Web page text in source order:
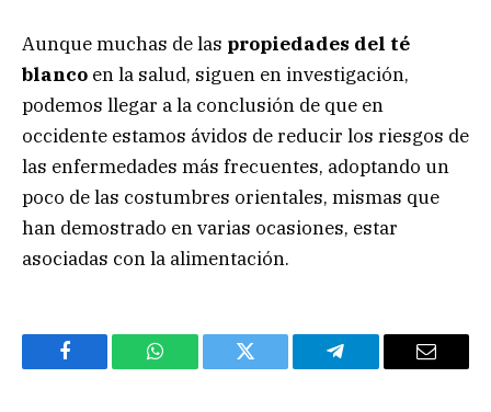
Aunque muchas de las propiedades del té
blanco en la salud, siguen en investigación,
podemos llegar a la conclusión de que en
occidente estamos ávidos de reducir los riesgos de
las enfermedades más frecuentes, adoptando un
poco de las costumbres orientales, mismas que
han demostrado en varias ocasiones, estar
asociadas con la alimentación.
Facebook WhatsApp Twitter Telegram Email